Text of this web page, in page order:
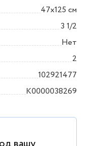
47x125 см
3 1/2
Нет
2
102921477
K0000038269